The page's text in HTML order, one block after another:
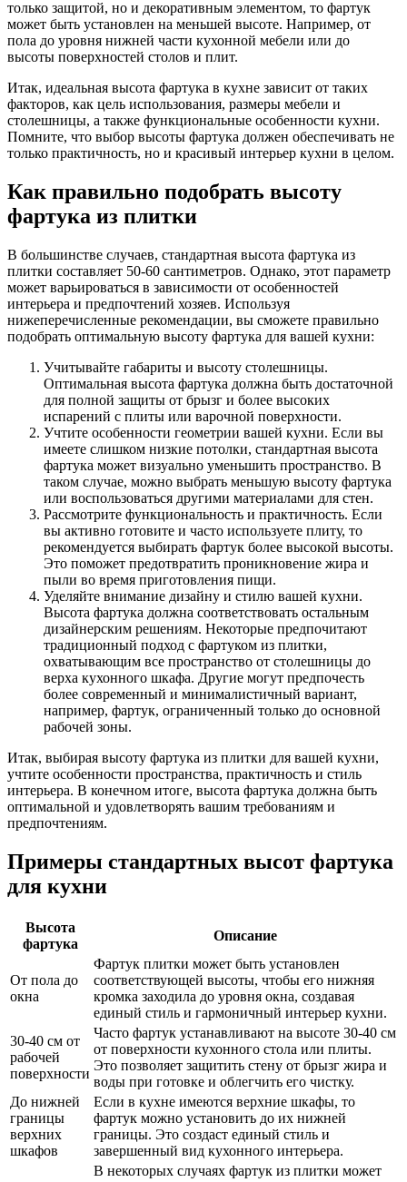
только защитой, но и декоративным элементом, то фартук
может быть установлен на меньшей высоте. Например, от
пола до уровня нижней части кухонной мебели или до
высоты поверхностей столов и плит.
Итак, идеальная высота фартука в кухне зависит от таких
факторов, как цель использования, размеры мебели и
столешницы, а также функциональные особенности кухни.
Помните, что выбор высоты фартука должен обеспечивать не
только практичность, но и красивый интерьер кухни в целом.
Как правильно подобрать высоту
фартука из плитки
В большинстве случаев, стандартная высота фартука из
плитки составляет 50-60 сантиметров. Однако, этот параметр
может варьироваться в зависимости от особенностей
интерьера и предпочтений хозяев. Используя
нижеперечисленные рекомендации, вы сможете правильно
подобрать оптимальную высоту фартука для вашей кухни:
Учитывайте габариты и высоту столешницы.
Оптимальная высота фартука должна быть достаточной
для полной защиты от брызг и более высоких
испарений с плиты или варочной поверхности.
Учтите особенности геометрии вашей кухни. Если вы
имеете слишком низкие потолки, стандартная высота
фартука может визуально уменьшить пространство. В
таком случае, можно выбрать меньшую высоту фартука
или воспользоваться другими материалами для стен.
Рассмотрите функциональность и практичность. Если
вы активно готовите и часто используете плиту, то
рекомендуется выбирать фартук более высокой высоты.
Это поможет предотвратить проникновение жира и
пыли во время приготовления пищи.
Уделяйте внимание дизайну и стилю вашей кухни.
Высота фартука должна соответствовать остальным
дизайнерским решениям. Некоторые предпочитают
традиционный подход с фартуком из плитки,
охватывающим все пространство от столешницы до
верха кухонного шкафа. Другие могут предпочесть
более современный и минималистичный вариант,
например, фартук, ограниченный только до основной
рабочей зоны.
Итак, выбирая высоту фартука из плитки для вашей кухни,
учтите особенности пространства, практичность и стиль
интерьера. В конечном итоге, высота фартука должна быть
оптимальной и удовлетворять вашим требованиям и
предпочтениям.
Примеры стандартных высот фартука
для кухни
Высота
фартука
Описание
От пола до
окна
Фартук плитки может быть установлен
соответствующей высоты, чтобы его нижняя
кромка заходила до уровня окна, создавая
единый стиль и гармоничный интерьер кухни.
30-40 см от
рабочей
поверхности
Часто фартук устанавливают на высоте 30-40 см
от поверхности кухонного стола или плиты.
Это позволяет защитить стену от брызг жира и
воды при готовке и облегчить его чистку.
До нижней
границы
верхних
шкафов
Если в кухне имеются верхние шкафы, то
фартук можно установить до их нижней
границы. Это создаст единый стиль и
завершенный вид кухонного интерьера.
В некоторых случаях фартук из плитки может